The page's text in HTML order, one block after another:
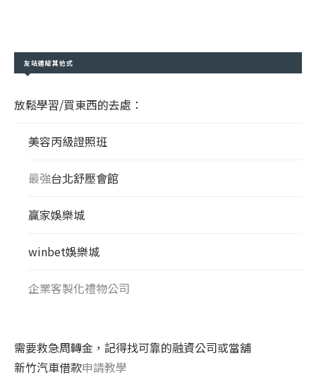
友站連結其他式
放鬆學習/買東西的去處：
美容丙級證照班
最強台北舒壓會館
贏家娛樂城
winbet娛樂城
企業客製化禮物公司
需要救急周轉金，記得找可靠的融資公司或當舖
新竹汽車借款申請教學